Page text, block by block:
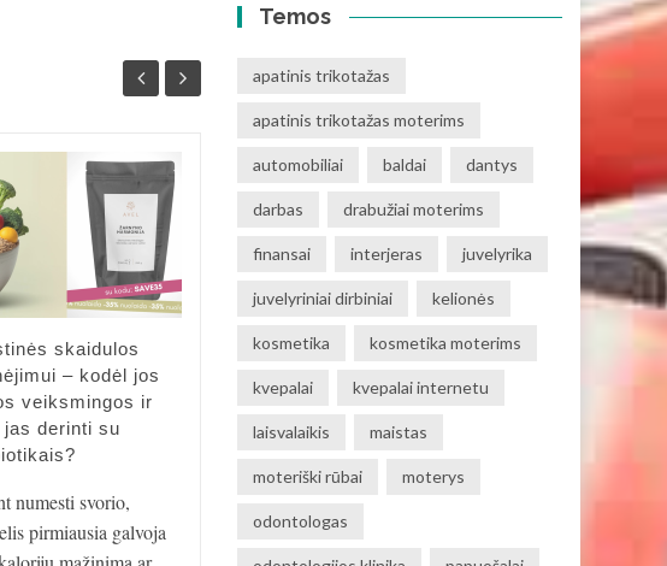
skaidulos
– kodėl jos
veiksmingos ir
jas derinti su
numesti svorio,
pirmiausia galvoja
sveikatos ir grožio
neatsiejama kasdienės odos
priežiūros dalimi. Jos
efektyviai spręsti...
15
Temos
apatinis trikotažas
apatinis trikotažas moterims
automobiliai baldai dantys
darbas drabužiai moterims
finansai interjeras juvelyrika
juvelyriniai dirbiniai kelionės
kosmetika kosmetika moterims
kvepalai kvepalai internetu
laisvalaikis maistas
moteriški rūbai moterys
odontologas